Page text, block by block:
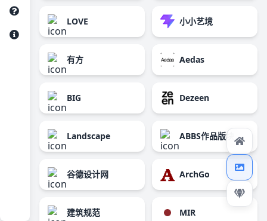
LOVE 小小艺境
有方 Aedas
BIG Dezeen
Landscape ABBS作品版块
谷德设计网 ArchGo
建筑规范 MIR